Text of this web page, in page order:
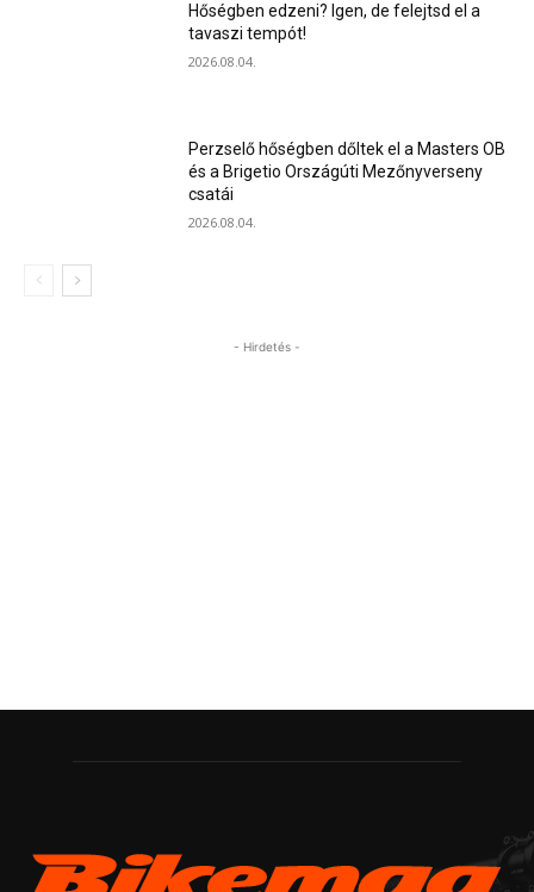
Hőségben edzeni? Igen, de felejtsd el a
tavaszi tempót!
2026.08.04.
Perzselő hőségben dőltek el a Masters OB
és a Brigetio Országúti Mezőnyverseny
csatái
2026.08.04.
- Hirdetés -